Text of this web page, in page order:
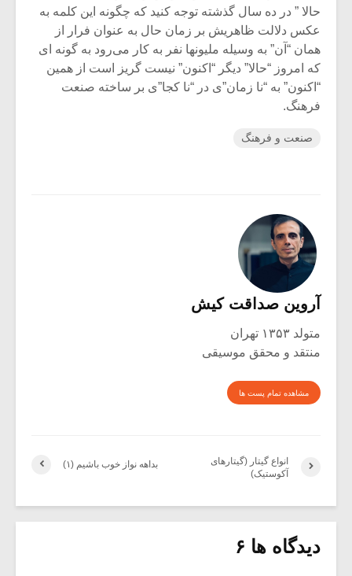
حالا ” در ده سال گذشته توجه کنید که چگونه این کلمه به
عکس دلالت ظاهریش بر زمان حال به عنوان فرار از
همان “آن” به وسیله ملیونها نفر به کار می‌رود به گونه ای
که امروز “حالا” دیگر “اکنون” نیست گریز است از همین
“اکنون” به “نا زمان”ی در “نا کجا”ی بر ساخته صنعت
فرهنگ.
صنعت و فرهنگ
آروین صداقت کیش
متولد ۱۳۵۳ تهران
منتقد و محقق موسیقی
مشاهده تمام پست ها
بداهه نواز خوب باشیم (۱)
انواع گیتار (گیتارهای
آکوستیک)
دیدگاه ها ۶